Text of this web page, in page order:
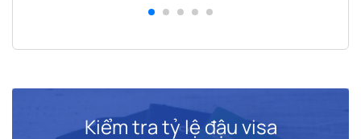
Kiểm tra tỷ lệ đậu visa